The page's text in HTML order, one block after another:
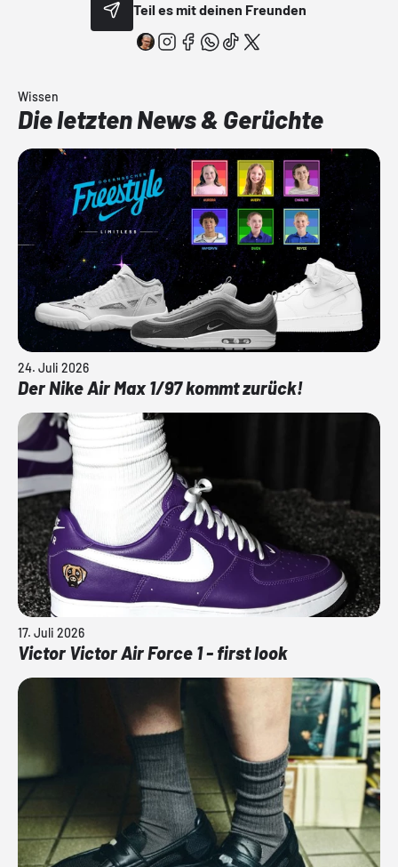
Teil es mit deinen Freunden
Wissen
Die letzten News & Gerüchte
24. Juli 2026
Der Nike Air Max 1/97 kommt zurück!
17. Juli 2026
Victor Victor Air Force 1 - first look